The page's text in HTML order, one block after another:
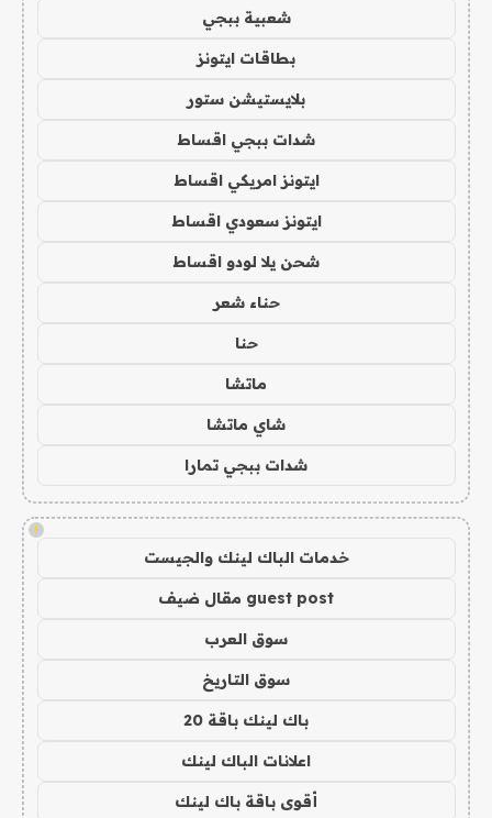
شعبية ببجي
بطاقات ايتونز
بلايستيشن ستور
شدات ببجي اقساط
ايتونز امريكي اقساط
ايتونز سعودي اقساط
شحن يلا لودو اقساط
حناء شعر
حنا
ماتشا
شاي ماتشا
شدات ببجي تمارا
!
خدمات الباك لينك والجيست
guest post مقال ضيف
سوق العرب
سوق التاريخ
باك لينك باقة 20
اعلانات الباك لينك
أقوى باقة باك لينك